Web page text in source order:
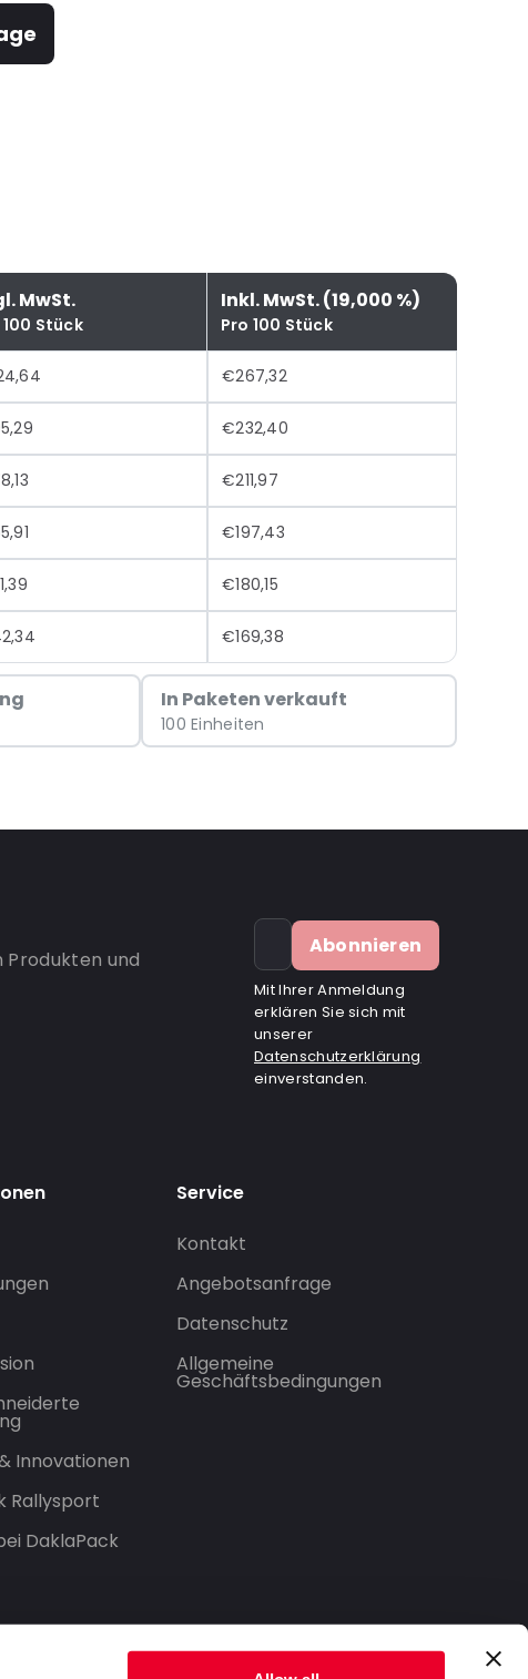
MwSt.
100 Stück
Inkl. MwSt. (19,000 %)
Pro 100 Stück
€267,32
€232,40
€211,97
€197,43
€180,15
€169,38
In Paketen verkauft
100 Einheiten
und
Abonnieren
Mit Ihrer Anmeldung
erklären Sie sich mit
unserer
Datenschutzerklärung
einverstanden.
Innovationen
Rallysport
DaklaPack
Service
Kontakt
Angebotsanfrage
Datenschutz
Allgemeine
Geschäftsbedingungen